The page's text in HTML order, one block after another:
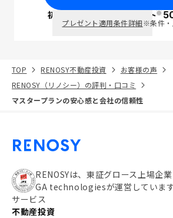
初回面談で ポイント※
プレゼント適用条件詳細※条件・
TOP RENOSY不動産投資
お客様の声
RENOSY（リノシー）の評判・口コミ
マスタープランの安心感と会社の信頼性
RENOSYは、東証グロース上場企
GA technologiesが運営しています
サービス
不動産投資